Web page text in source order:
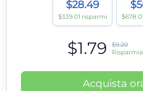
$28.49
$339.01 risparmi
$1.79
$9.20
Risparmia
Acquista